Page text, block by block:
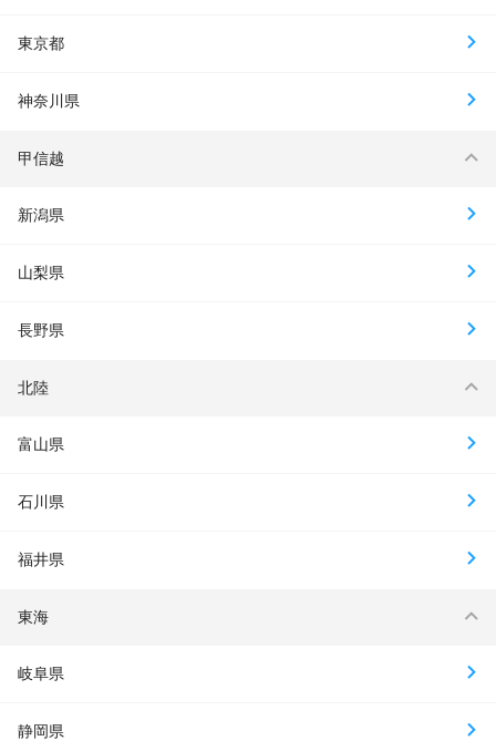
東京都
神奈川県
甲信越
新潟県
山梨県
長野県
北陸
富山県
石川県
福井県
東海
岐阜県
静岡県